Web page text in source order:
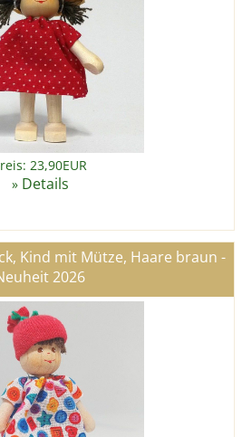
23,90EUR
» Details
Kind mit Mütze, Haare braun -
2026